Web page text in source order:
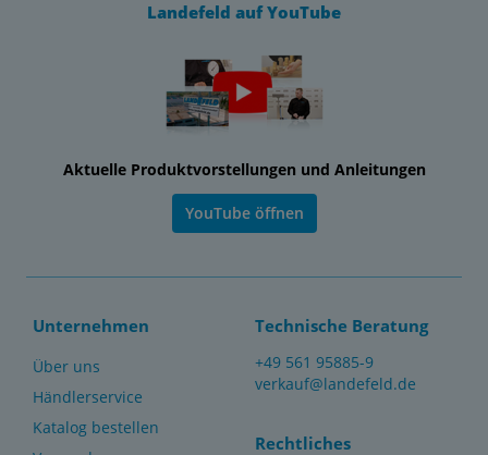
Landefeld auf YouTube
Aktuelle Produktvorstellungen und Anleitungen
YouTube öffnen
Unternehmen
Über uns
Händlerservice
Katalog bestellen
Technische Beratung
+49 561 95885-9
verkauf@landefeld.de
Rechtliches